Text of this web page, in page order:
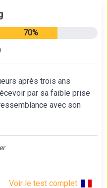
70%
après trois ans
par sa faible prise
avec son
Voir le test complet